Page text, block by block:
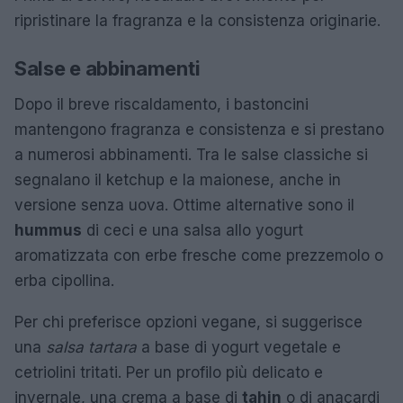
ripristinare la fragranza e la consistenza originarie.
Salse e abbinamenti
Dopo il breve riscaldamento, i bastoncini
mantengono fragranza e consistenza e si prestano
a numerosi abbinamenti. Tra le salse classiche si
segnalano il ketchup e la maionese, anche in
versione senza uova. Ottime alternative sono il
hummus di ceci e una salsa allo yogurt
aromatizzata con erbe fresche come prezzemolo o
erba cipollina.
Per chi preferisce opzioni vegane, si suggerisce
una salsa tartara a base di yogurt vegetale e
cetriolini tritati. Per un profilo più delicato e
invernale, una crema a base di tahin o di anacardi